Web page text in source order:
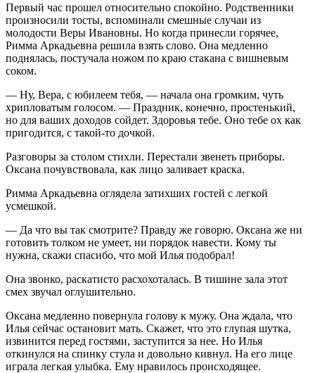
Первый час прошел относительно спокойно. Родственники
произносили тосты, вспоминали смешные случаи из
молодости Веры Ивановны. Но когда принесли горячее,
Римма Аркадьевна решила взять слово. Она медленно
поднялась, постучала ножом по краю стакана с вишневым
соком.
— Ну, Вера, с юбилеем тебя, — начала она громким, чуть
хрипловатым голосом. — Праздник, конечно, простенький,
но для ваших доходов сойдет. Здоровья тебе. Оно тебе ох как
пригодится, с такой-то дочкой.
Разговоры за столом стихли. Перестали звенеть приборы.
Оксана почувствовала, как лицо заливает краска.
Римма Аркадьевна оглядела затихших гостей с легкой
усмешкой.
— Да что вы так смотрите? Правду же говорю. Оксана же ни
готовить толком не умеет, ни порядок навести. Кому ты
нужна, скажи спасибо, что мой Илья подобрал!
Она звонко, раскатисто расхохоталась. В тишине зала этот
смех звучал оглушительно.
Оксана медленно повернула голову к мужу. Она ждала, что
Илья сейчас остановит мать. Скажет, что это глупая шутка,
извинится перед гостями, заступится за нее. Но Илья
откинулся на спинку стула и довольно кивнул. На его лице
играла легкая улыбка. Ему нравилось происходящее.